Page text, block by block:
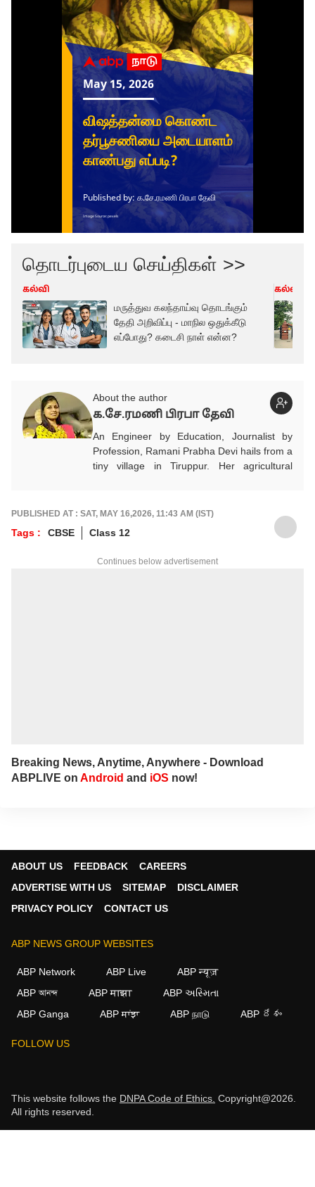
தொடர்புடைய செய்திகள் >>
கல்வி
மருத்துவ கலந்தாய்வு தொடங்கும்
தேதி அறிவிப்பு - மாநில ஒதுக்கீடு
எப்போது? கடைசி நாள் என்ன?
கல்வி
About the author
க.சே.ரமணி பிரபா தேவி
An Engineer by Education, Journalist by
Profession, Ramani Prabha Devi hails from a
tiny village in Tiruppur. Her agricultural
industry and joined Journalism with utmost
enthusiasm. She has been working in Tamil
media for the past 11 years. Her areas of
PUBLISHED AT : SAT, MAY 16,2026, 11:43 AM (IST)
Tags : CBSE Class 12
Continues below advertisement
Breaking News, Anytime, Anywhere - Download
ABPLIVE on Android and iOS now!
ABOUT US FEEDBACK
CAREERS
ADVERTISE WITH US
SITEMAP
DISCLAIMER
PRIVACY POLICY
CONTACT US
ABP NEWS GROUP WEBSITES
ABP Network ABP Live
ABP न्यूज़
ABP আনন্দ
ABP माझा
ABP અસ્મિતા
ABP Ganga
ABP ਸਾਂਝਾ ABP நாடு ABP దేశం
FOLLOW US
This website follows the DNPA Code of Ethics. Copyright@2026.
All rights reserved.